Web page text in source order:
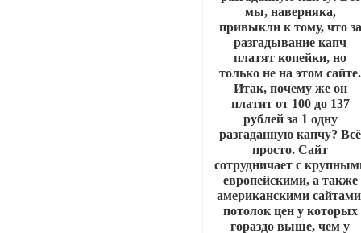
мы, наверняка,
привыкли к тому, что за
разгадывание капч
платят копейки, но
только не на этом сайте.
Итак, почему же он
платит от 100 до 137
рублей за 1 одну
разгаданную капчу? Всё
просто. Сайт
сотрудничает с
европейскими, а также
американскими
потолок цен у которых
гораздо выше, чем у